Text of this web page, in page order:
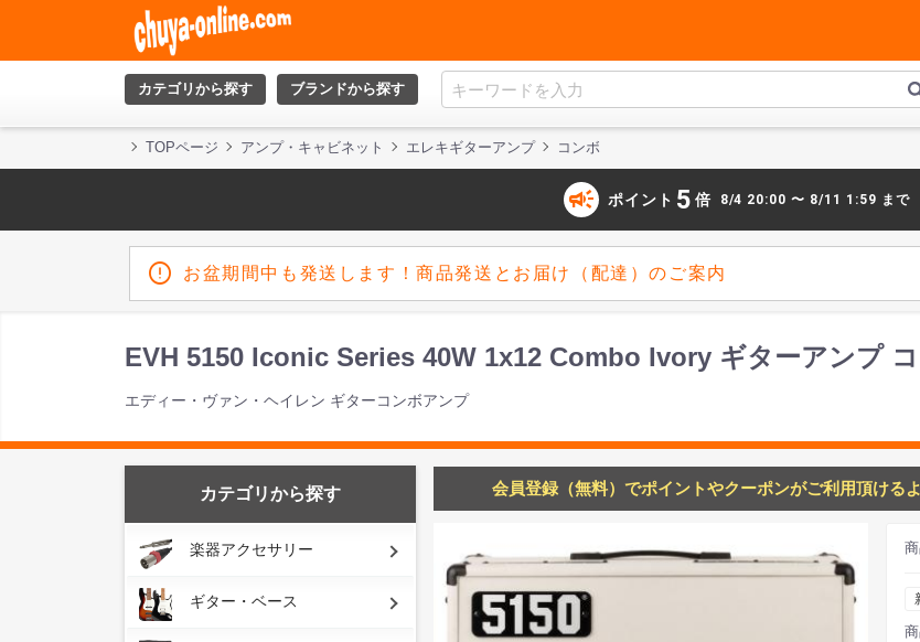
カテゴリから探す ブランドから探す
TOPページ アンプ・キャビネット エレキギターアンプ コンボ
campaign ポイント 5 倍 8/4 20:00 〜 8/11 1:59 まで
お盆期間中も発送します！商品発送とお届け（配達）のご案内
EVH 5150 Iconic Series 40W 1x12 Combo Ivory ギターアンプ
エディー・ヴァン・ヘイレン ギターコンボアンプ
カテゴリから探す
楽器アクセサリー
ギター・ベース
会員登録（無料）でポイントやクーポンがご利用頂けるよ